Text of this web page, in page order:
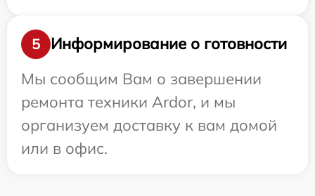
5
Информирование о готовности
Мы сообщим Вам о завершении
ремонта техники Ardor, и мы
организуем доставку к вам домой
или в офис.